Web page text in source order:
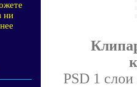
ни
PSD 1